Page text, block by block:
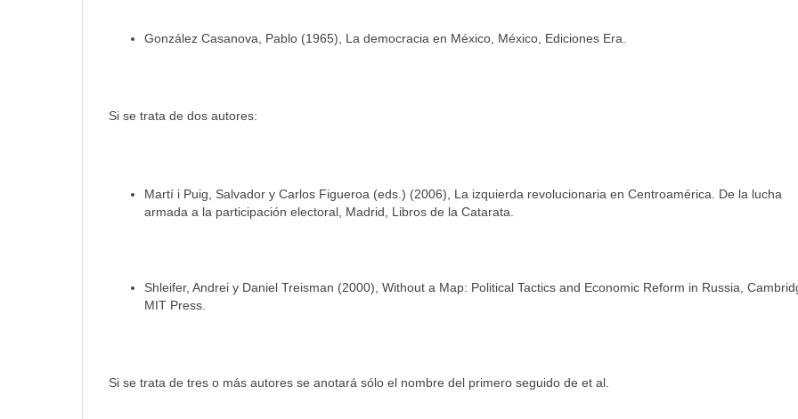
González Casanova, Pablo (1965), La democracia en México, México, Ediciones Era.
Si se trata de dos autores:
Martí i Puig, Salvador y Carlos Figueroa (eds.) (2006), La izquierda revolucionaria en Centroamérica. De la lucha
armada a la participación electoral, Madrid, Libros de la Catarata.
Shleifer, Andrei y Daniel Treisman (2000), Without a Map: Political Tactics and Economic Reform in Russia,
MIT Press.
Si se trata de tres o más autores se anotará sólo el nombre del primero seguido de et al.